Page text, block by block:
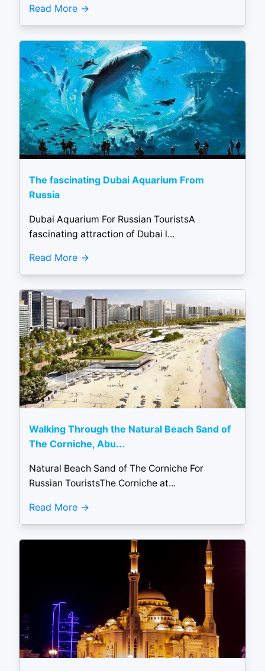
Read More
The fascinating Dubai Aquarium From
Russia
Dubai Aquarium For Russian TouristsA
fascinating attraction of Dubai l...
Read More
Walking Through the Natural Beach Sand of
The Corniche, Abu...
Natural Beach Sand of The Corniche For
Russian TouristsThe Corniche at...
Read More